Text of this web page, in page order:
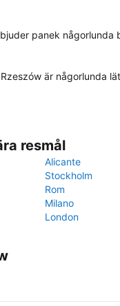
panek någorlunda
är någorlunda
resmål
Alicante
Stockholm
Rom
Milano
London